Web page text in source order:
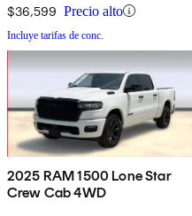
$36,599 Precio alto
Incluye tarifas de conc.
2025 RAM 1500 Lone Star
Crew Cab 4WD